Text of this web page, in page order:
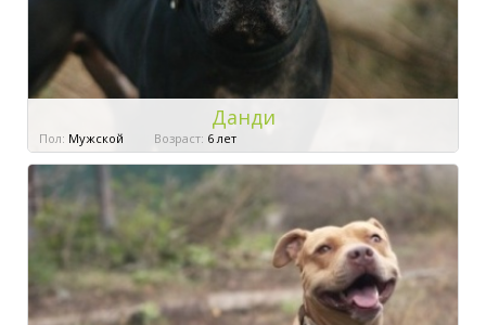
Данди
Пол: Мужской Возраст: 6 лет